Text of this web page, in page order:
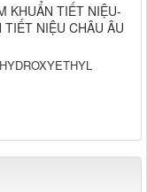
KHUẨN TIẾT NIỆU-
NIỆU CHÂU ÂU